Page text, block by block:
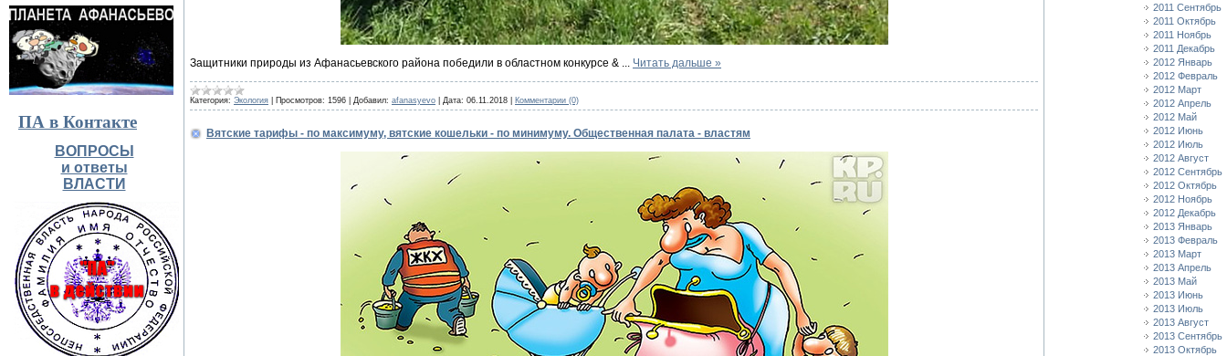
ПА в Контакте
ВОПРОСЫ
и ответы
ВЛАСТИ
Защитники природы из Афанасьевского района победили в областном конкурсе & Читать дальше »
Категория: Экология Просмотров: 1596 Добавил: afanasyevo Дата: 06.11.2018 Комментарии (0)
Вятские тарифы - по максимуму, вятские кошельки - по минимуму. Общественная палата - властям
2011 Сентябрь
2011 Октябрь
2011 Ноябрь
2011 Декабрь
2012 Январь
2012 Февраль
2012 Март
2012 Апрель
2012 Май
2012 Июнь
2012 Июль
2012 Август
2012 Сентябрь
2012 Октябрь
2012 Ноябрь
2012 Декабрь
2013 Январь
2013 Февраль
2013 Март
2013 Апрель
2013 Май
2013 Июнь
2013 Июль
2013 Август
2013 Сентябрь
2013 Октябрь